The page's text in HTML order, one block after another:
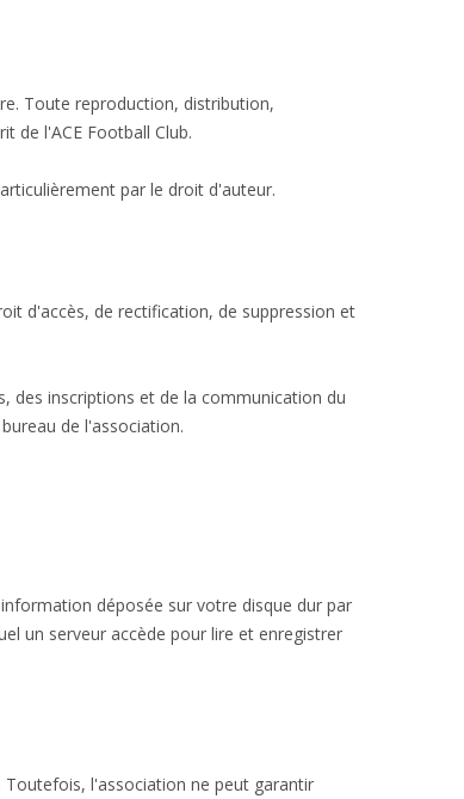
Toute reproduction, distribution,
de l'ACE Football Club.
par le droit d'auteur.
d'accès, de rectification, de suppression et
des inscriptions et de la communication du
de l'association.
déposée sur votre disque dur par
un serveur accède pour lire et enregistrer
Toutefois, l'association ne peut garantir